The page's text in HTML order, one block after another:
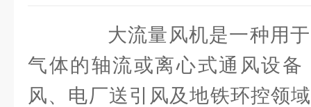
大流量风机是一种用于
气体的轴流或离心式通风设备
风、电厂送引风及地铁环控领